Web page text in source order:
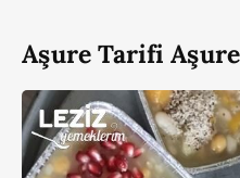
Aşure Tarifi Aşure